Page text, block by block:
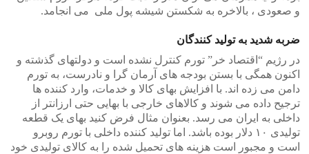
و صعودی ، بالاخره به شکستن شیشه پول ملی می انجامد.
ضربه شدید به تولید کنندگان
در رژیم “اقتصاد خر” تورم کنترل نشده است و دولتهای گذشته و
اکنون همگی با بستن بودجه های آرمان گرا و نادرست، به تورم
دامن می زده اند. با افزایش بهای کالا و خدمات، وارد کننده ها
ترجیح داده می شوند و کالاهای خارجی با بهایی حتی ارزانتر از
داخلی به ایران می رسد. بعنوان مثال فرض کنید بهای یک قطعه
تولیدی ۱۰ دلار بوده باشد. اما تولید کننده داخلی با تورم روبرو
است و مجبور است هزینه های تحمیل شده را به کالای تولیدی خود